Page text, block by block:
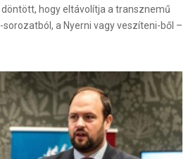
döntött, hogy eltávolítja a transznemű
a Nyerni vagy veszíteni-ből –